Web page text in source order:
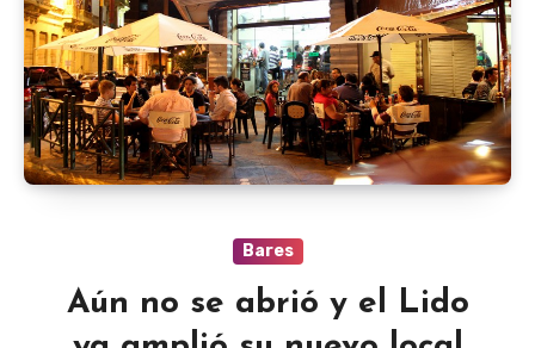
Bares
Aún no se abrió y el Lido